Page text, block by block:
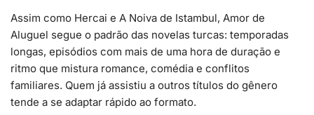
Assim como Hercai e A Noiva de Istambul, Amor de
Aluguel segue o padrão das novelas turcas: temporadas
longas, episódios com mais de uma hora de duração e
ritmo que mistura romance, comédia e conflitos
familiares. Quem já assistiu a outros títulos do gênero
tende a se adaptar rápido ao formato.